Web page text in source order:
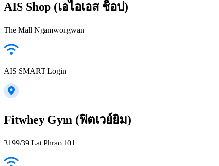
AIS Shop (เอไอเอส ช็อป)
The Mall Ngamwongwan
AIS SMART Login
Fitwhey Gym (ฟิตเวย์ยิม)
3199/39 Lat Phrao 101